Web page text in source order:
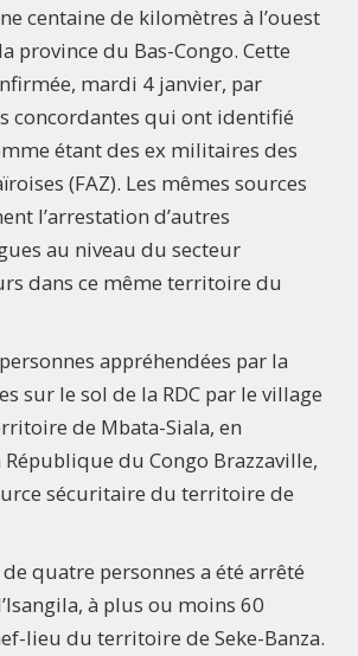
centaine de kilomètres à l’ouest
province du Bas-Congo. Cette
mardi 4 janvier, par
concordantes qui ont identifié
étant des ex militaires des
(FAZ). Les mêmes sources
l’arrestation d’autres
au niveau du secteur
dans ce même territoire du
appréhendées par la
sur le sol de la RDC par le village
de Mbata-Siala, en
République du Congo Brazzaville,
sécuritaire du territoire de
quatre personnes a été arrêté
à plus ou moins 60
lieu du territoire de Seke-Banza.